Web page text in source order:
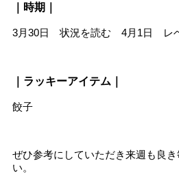
｜時期｜
3月30日 状況を読む 4月1日 レベ
｜ラッキーアイテム｜
餃子
ぜひ参考にしていただき来週も良
い。